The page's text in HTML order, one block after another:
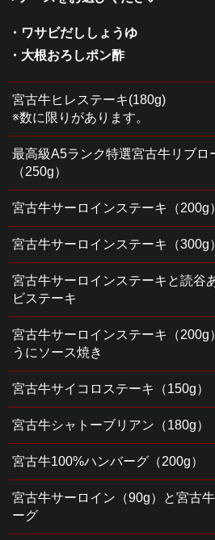
・ワサビだししょうゆ
・大根おろしポン酢
宮古牛ヒレステーキ(180g)
※数に限りがあります。
最高級A5ランク特選宮古牛リブロ
（250g）
宮古牛サーロインステーキ（200g）
宮古牛サーロインステーキ（300g）
宮古牛サーロインステーキと読谷
ビステーキ
宮古牛サーロインステーキ（200g
うにソース焼き
宮古牛サイコロステーキ（150g）
宮古牛シャトーブリアン（180g）
宮古牛100%ハンバーグ（200g）
宮古牛サーロイン（90g）と宮古
ーグ